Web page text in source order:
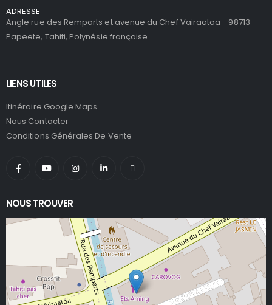
ADRESSE
Angle rue des Remparts et avenue du Chef Vairaatoa - 98713
Papeete, Tahiti, Polynésie française
LIENS UTILES
Itinéraire Google Maps
Nous Contacter
Conditions Générales De Vente
NOUS TROUVER